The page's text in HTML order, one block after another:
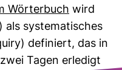
Wör­ter­buch wird
als sys­te­ma­ti­sches
defi­niert, das in
Tagen erle­digt